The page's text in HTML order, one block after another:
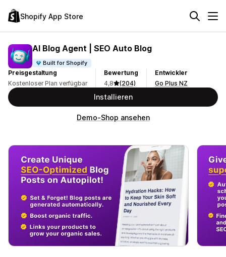
Shopify App Store
AI Blog Agent | SEO Auto Blog
Built for Shopify
Preisgestaltung
Kostenloser Plan verfügbar
Bewertung
4,8
(204)
Entwickler
Go Plus NZ
Installieren
Demo-Shop ansehen